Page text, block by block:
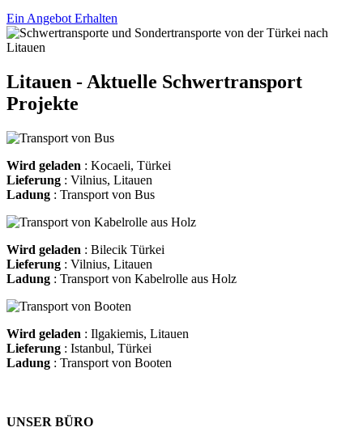
Ein Angebot Erhalten
Litauen - Aktuelle Schwertransport
Projekte
Wird geladen : Kocaeli, Türkei
Lieferung : Vilnius, Litauen
Ladung : Transport von Bus
Wird geladen : Bilecik Türkei
Lieferung : Vilnius, Litauen
Ladung : Transport von Kabelrolle aus Holz
Wird geladen : Ilgakiemis, Litauen
Lieferung : Istanbul, Türkei
Ladung : Transport von Booten
UNSER BÜRO